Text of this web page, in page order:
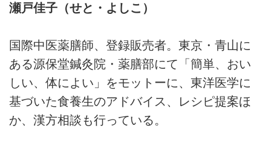
瀬戸佳子（せと・よしこ）
国際中医薬膳師、登録販売者。東京・青山に
ある源保堂鍼灸院・薬膳部にて「簡単、おい
しい、体によい」をモットーに、東洋医学に
基づいた食養生のアドバイス、レシピ提案ほ
か、漢方相談も行っている。